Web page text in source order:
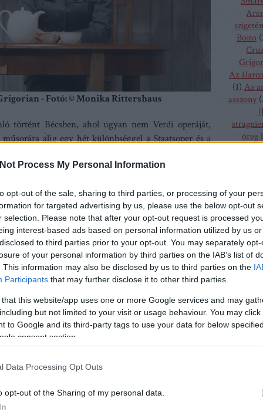
Process My Personal Information
opt-out of the sale, sharing to third parties, or processing of your
for targeted advertising by us, please use the below opt-out
selection. Please note that after your opt-out request is processed
interest-based ads based on personal information utilized by us
to third parties prior to your opt-out. You may separately
of your personal information by third parties on the IAB’s list of
This information may also be disclosed by us to third parties on the
Participants that may further disclose it to other third parties.
that this website/app uses one or more Google services and may
but not limited to your visit or usage behaviour. You may
to Google and its third-party tags to use your data for below
consent section.
Data Processing Opt Outs
opt-out of the Sharing of my personal data.
- Fotó: © Monika Rittershaus
történt Bécsben, ahol ugyan nem Verdi operáját,
alig egy hét különbséggel a Staatsoper ésa
tehát tudatosan vállalták ezt a kulturális csörtét.
produkciói teljesen más alapokra épülnek. Míg a
– esztétikus szépelgésnek tűnik (az előadás-sorozatot
addig a frissen felújított Theater an der
zenés színházzá magasztosult. S ami a legfőbb
egyszerre két új Normát – legalábbis erre utal, hogy
szigetén
Boito (
Cruz
Az
(1) Az
asszony (
öreg
fából
A
Gatsby
( 2) A
víg